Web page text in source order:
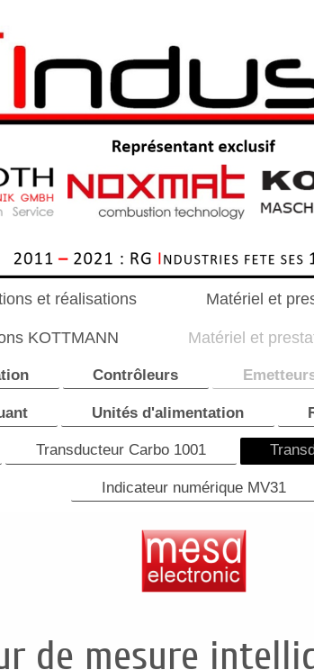
et réalisations Matériel et
KOTTMANN Matériel et
Contrôleurs
Unités d'alimentation
Transducteur Carbo 1001
Indicateur numérique MV31
de mesure